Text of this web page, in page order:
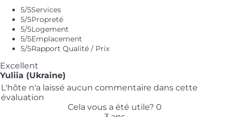
5/5Services
5/5Propreté
5/5Logement
5/5Emplacement
5/5Rapport Qualité / Prix
Excellent
Yuliia (Ukraine)
L'hôte n'a laissé aucun commentaire dans cette
évaluation
Cela vous a été utile? 0